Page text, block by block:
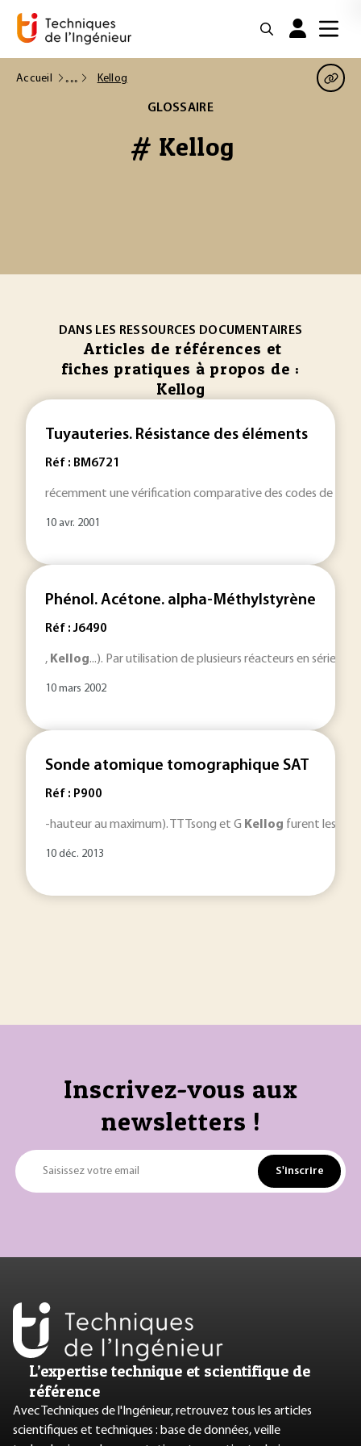
Accueil Kellog
GLOSSAIRE
# Kellog
DANS LES RESSOURCES DOCUMENTAIRES
Articles de références et
fiches pratiques à propos de :
Kellog
Tuyauteries. Résistance des éléments
Réf : BM6721
récemment une vérification comparative des codes de
10 avr. 2001
Phénol. Acétone. alpha-Méthylstyrène
Réf : J6490
, Kellog...). Par utilisation de plusieurs réacteurs en série,
10 mars 2002
Sonde atomique tomographique SAT
Réf : P900
-hauteur au maximum). TT Tsong et G Kellog furent les
10 déc. 2013
Inscrivez-vous aux
newsletters !
Saisissez votre email S'inscrire
L’expertise technique et scientifique de
référence
Avec Techniques de l'Ingénieur, retrouvez tous les articles
scientifiques et techniques : base de données, veille